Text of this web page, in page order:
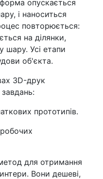
опускається
і наноситься
повторюється:
на ділянки,
шару. Усі етапи
об'єкта.
3D-друк
прототипів.
для отримання
Вони дешеві,